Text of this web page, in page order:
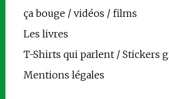
ça bouge / vidéos / films
Les livres
T-Shirts qui parlent / Stickers
Mentions légales